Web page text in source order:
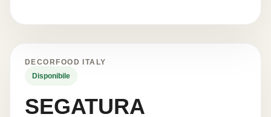
DECORFOOD ITALY
Disponibile
SEGATURA